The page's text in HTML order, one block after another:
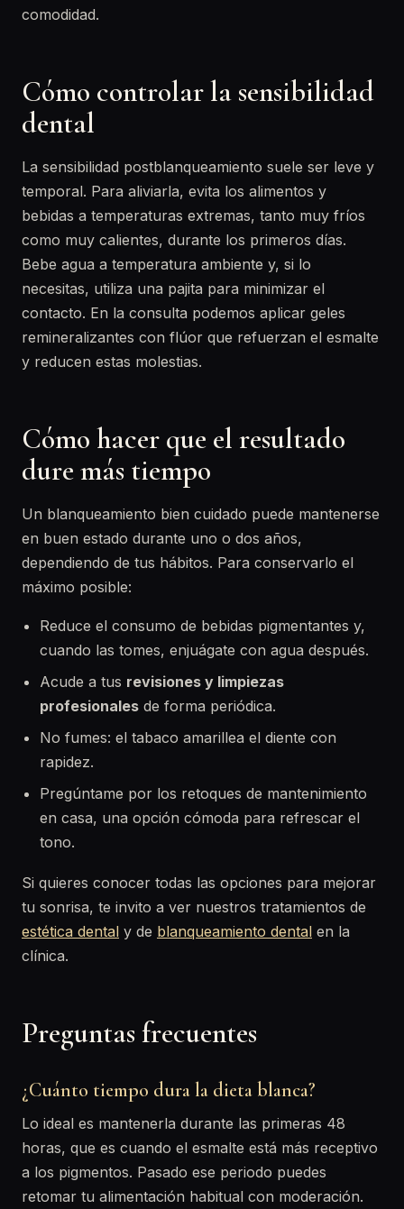
comodidad.
Cómo controlar la sensibilidad
dental
La sensibilidad postblanqueamiento suele ser leve y
temporal. Para aliviarla, evita los alimentos y
bebidas a temperaturas extremas, tanto muy fríos
como muy calientes, durante los primeros días.
Bebe agua a temperatura ambiente y, si lo
necesitas, utiliza una pajita para minimizar el
contacto. En la consulta podemos aplicar geles
remineralizantes con flúor que refuerzan el esmalte
y reducen estas molestias.
Cómo hacer que el resultado
dure más tiempo
Un blanqueamiento bien cuidado puede mantenerse
en buen estado durante uno o dos años,
dependiendo de tus hábitos. Para conservarlo el
máximo posible:
Reduce el consumo de bebidas pigmentantes y,
cuando las tomes, enjuágate con agua después.
Acude a tus revisiones y limpiezas
profesionales de forma periódica.
No fumes: el tabaco amarillea el diente con
rapidez.
Pregúntame por los retoques de mantenimiento
en casa, una opción cómoda para refrescar el
tono.
Si quieres conocer todas las opciones para mejorar
tu sonrisa, te invito a ver nuestros tratamientos de
estética dental y de blanqueamiento dental en la
clínica.
Preguntas frecuentes
¿Cuánto tiempo dura la dieta blanca?
Lo ideal es mantenerla durante las primeras 48
horas, que es cuando el esmalte está más receptivo
a los pigmentos. Pasado ese periodo puedes
retomar tu alimentación habitual con moderación.